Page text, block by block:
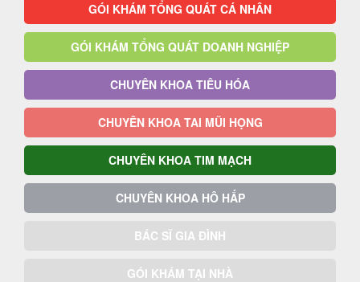
GÓI KHÁM TỔNG QUÁT CÁ NHÂN
GÓI KHÁM TỔNG QUÁT DOANH NGHIỆP
CHUYÊN KHOA TIÊU HÓA
CHUYÊN KHOA TAI MŨI HỌNG
CHUYÊN KHOA TIM MẠCH
CHUYÊN KHOA HÔ HẤP
BÁC SĨ GIA ĐÌNH
GÓI KHÁM TẠI NHÀ